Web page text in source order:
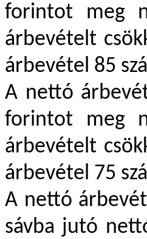
forintot meg
árbevételt
árbevétel 85
A nettó
forintot meg
árbevételt
árbevétel 75
A nettó
sávba jutó